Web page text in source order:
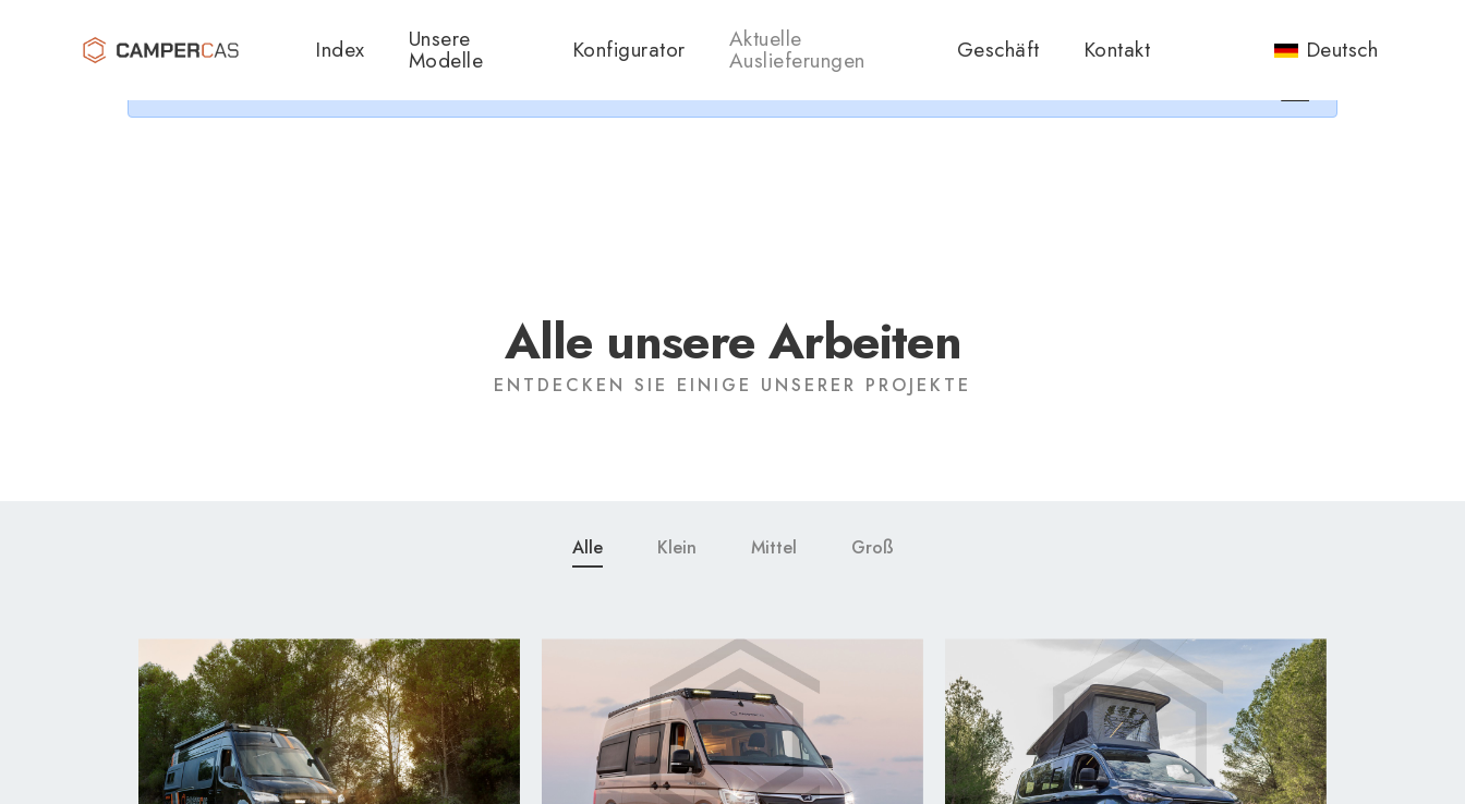
Index Unsere
Modelle Konfigurator Aktuelle
Auslieferungen Geschäft Kontakt Deutsch
Cerramos en verano, que nos queremos dar un chapuzón y refrescarnos.
Cerrados desde el 8 de Agosto hasta el 30 de Agosto.
Alle unsere Arbeiten
ENTDECKEN SIE EINIGE UNSERER PROJEKTE
Alle Klein Mittel Groß